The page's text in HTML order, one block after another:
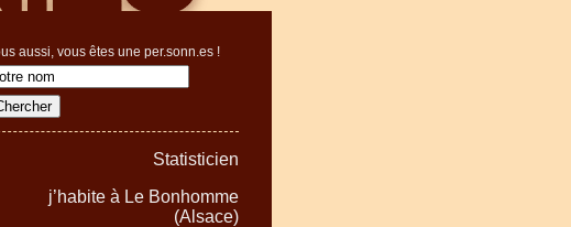
aussi, vous êtes une per.sonn.es !
Statisticien
j’habite à Le Bonhomme
(Alsace)